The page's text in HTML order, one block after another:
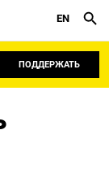
EN
ПОДДЕРЖАТЬ